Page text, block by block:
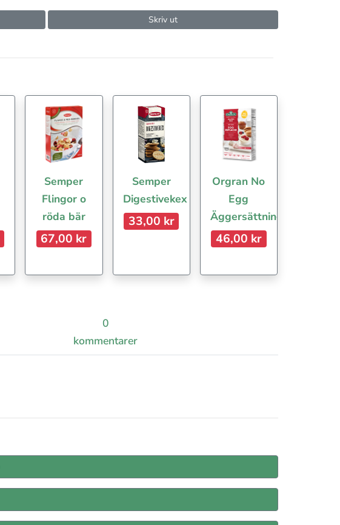
Skriv ut
Semper
Flingor o
röda bär
67,00 kr
Semper
Digestivekex
33,00 kr
Orgran No
Egg
Äggersättning
46,00 kr
0
kommentarer